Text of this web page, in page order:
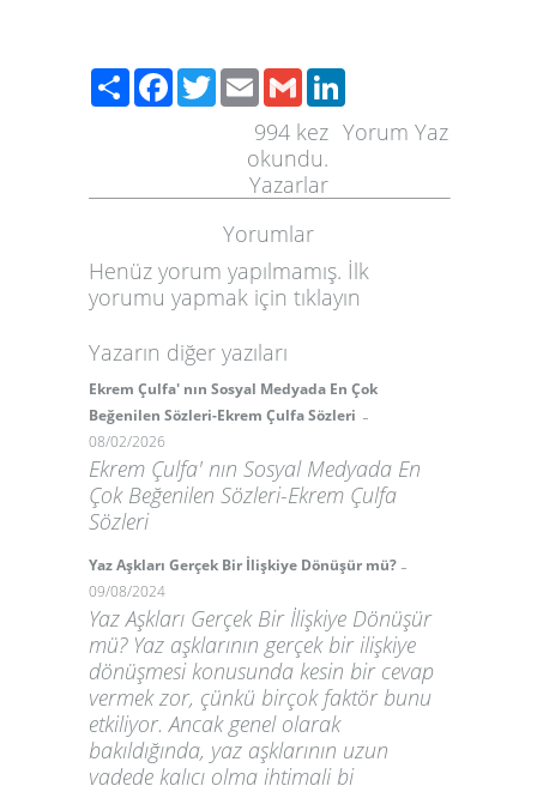
PaylaşFacebook
TwitterEmailGmail
Yorum Yaz
994 kez
okundu.
Yazarlar
Yorumlar
Henüz yorum yapılmamış. İlk
yorumu yapmak için tıklayın
Yazarın diğer yazıları
Ekrem Çulfa' nın Sosyal Medyada En Çok
Beğenilen Sözleri-Ekrem Çulfa Sözleri -
08/02/2026
Ekrem Çulfa' nın Sosyal Medyada En
Çok Beğenilen Sözleri-Ekrem Çulfa
Sözleri
Yaz Aşkları Gerçek Bir İlişkiye Dönüşür mü? -
09/08/2024
Yaz Aşkları Gerçek Bir İlişkiye Dönüşür
mü? Yaz aşklarının gerçek bir ilişkiye
dönüşmesi konusunda kesin bir cevap
vermek zor, çünkü birçok faktör bunu
etkiliyor. Ancak genel olarak
bakıldığında, yaz aşklarının uzun
vadede kalıcı olma ihtimali bi